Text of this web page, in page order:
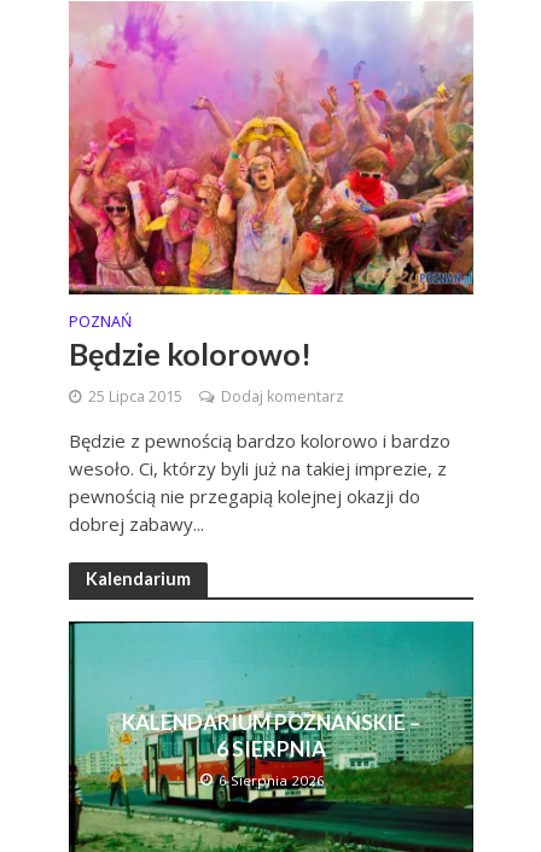
POZNAŃ
Będzie kolorowo!
25 Lipca 2015 Dodaj komentarz
Będzie z pewnością bardzo kolorowo i bardzo
wesoło. Ci, którzy byli już na takiej imprezie, z
pewnością nie przegapią kolejnej okazji do
dobrej zabawy...
Kalendarium
KALENDARIUM POZNAŃSKIE –
6 SIERPNIA
6 Sierpnia 2026